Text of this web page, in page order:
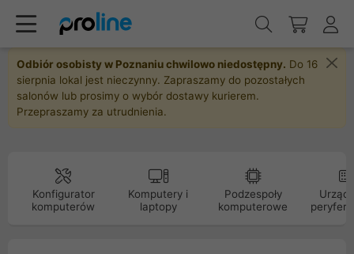
Odbiór osobisty w Poznaniu chwilowo niedostępny. Do 16
sierpnia lokal jest nieczynny. Zapraszamy do pozostałych
salonów lub prosimy o wybór dostawy kurierem.
Przepraszamy za utrudnienia.
Konfigurator
komputerów
Komputery i
laptopy
Podzespoły
komputerowe